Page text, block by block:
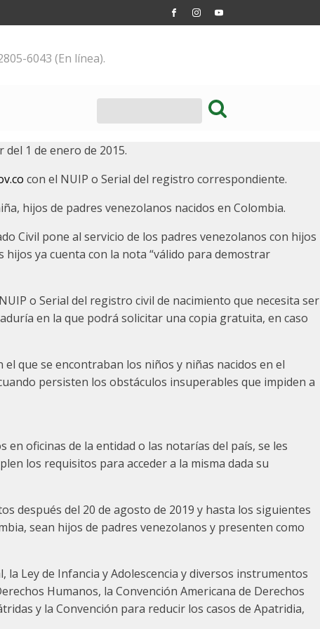
6043 (En línea).
1 de enero de 2015.
con el NUIP o Serial del registro correspondiente.
hijos de padres venezolanos nacidos en Colombia.
Civil pone al servicio de los padres venezolanos con hijos
ya cuenta con la nota “válido para demostrar
o Serial del registro civil de nacimiento que necesita ser
en la que podrá solicitar una copia gratuita, en caso
que se encontraban los niños y niñas nacidos en el
persisten los obstáculos insuperables que impiden a
oficinas de la entidad o las notarías del país, se les
los requisitos para acceder a la misma dada su
después del 20 de agosto de 2019 y hasta los siguientes
sean hijos de padres venezolanos y presenten como
Ley de Infancia y Adolescencia y diversos instrumentos
Humanos, la Convención Americana de Derechos
y la Convención para reducir los casos de Apatridia,